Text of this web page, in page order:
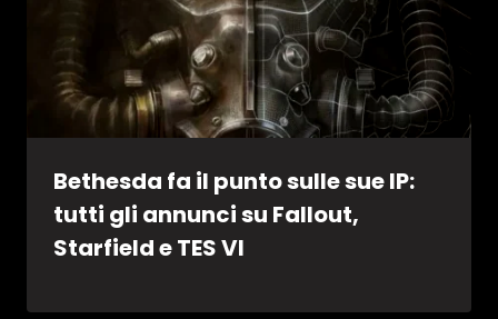
Bethesda fa il punto sulle sue IP:
tutti gli annunci su Fallout,
Starfield e TES VI